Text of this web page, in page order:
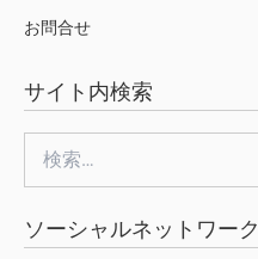
お問合せ
サイト内検索
索:
ソーシャルネットワーク